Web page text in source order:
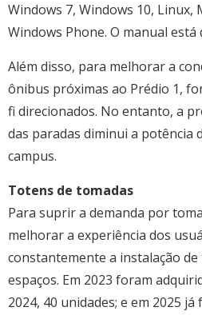
Windows 7, Windows 10, Linux,
Windows Phone. O manual está
Além disso, para melhorar a
ônibus próximas ao Prédio 1,
fi direcionados. No entanto, a
das paradas diminui a potência
campus.
Totens de tomadas
Para suprir a demanda por
melhorar a experiência dos
constantemente a instalação
espaços. Em 2023 foram
2024, 40 unidades; e em 2025